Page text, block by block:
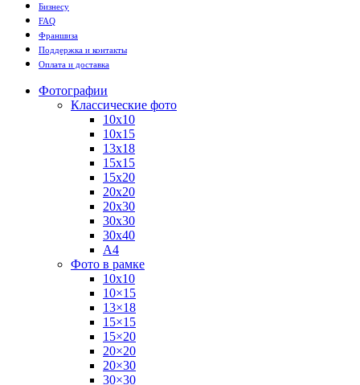
Бизнесу
FAQ
Франшиза
Поддержка и контакты
Оплата и доставка
Фотографии
Классические фото
10х10
10х15
13х18
15х15
15х20
20х20
20х30
30х30
30х40
А4
Фото в рамке
10х10
10×15
13×18
15×15
15×20
20×20
20×30
30×30